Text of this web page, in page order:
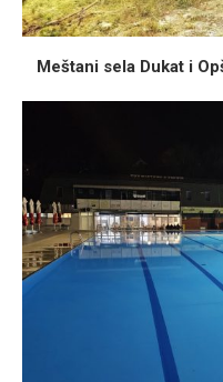
Meštani sela Dukat i